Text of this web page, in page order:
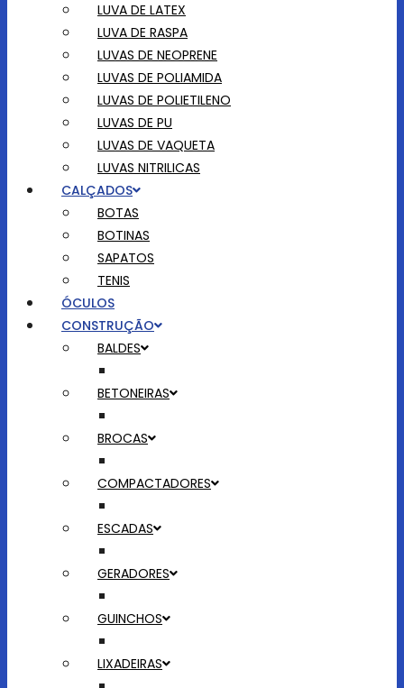
LUVA DE LATEX
LUVA DE RASPA
LUVAS DE NEOPRENE
LUVAS DE POLIAMIDA
LUVAS DE POLIETILENO
LUVAS DE PU
LUVAS DE VAQUETA
LUVAS NITRILICAS
CALÇADOS
BOTAS
BOTINAS
SAPATOS
TENIS
ÓCULOS
CONSTRUÇÃO
BALDES
BETONEIRAS
BROCAS
COMPACTADORES
ESCADAS
GERADORES
GUINCHOS
LIXADEIRAS